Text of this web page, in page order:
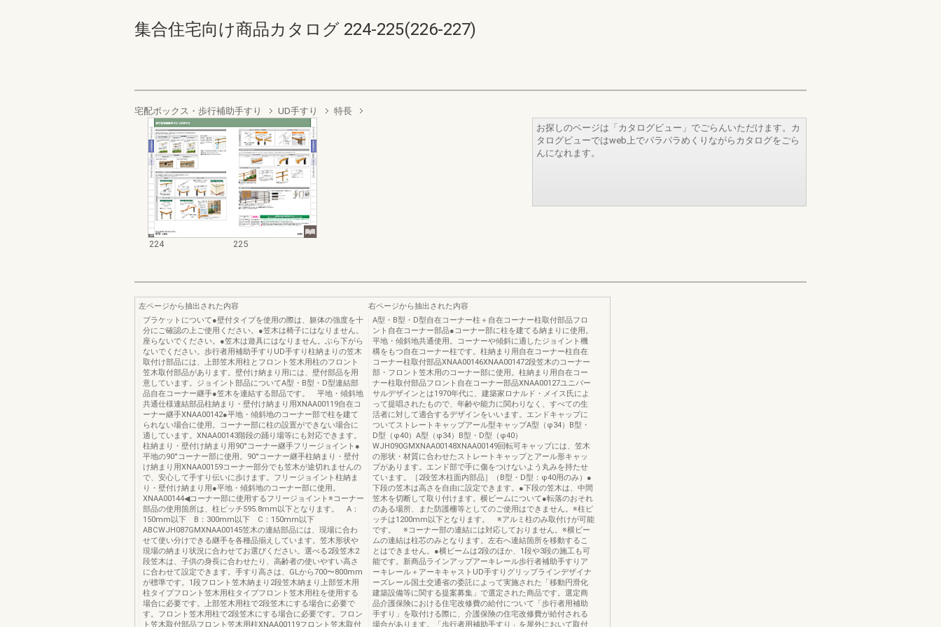
集合住宅向け商品カタログ 224-225(226-227)
宅配ボックス・歩行補助手すり UD手すり 特長
224 225
お探しのページは「カタログビュー」でごらんいただけます。カ
タログビューではweb上でパラパラめくりながらカタログをごら
んになれます。
左ページから抽出された内容
ブラケットについて●壁付タイプを使用の際は、躯体の強度を十
分にご確認の上ご使用ください。●笠木は椅子にはなりません。
座らないでください。●笠木は遊具にはなりません。ぶら下がら
ないでください。歩行者用補助手すりUD手すり柱納まりの笠木
取付け部品には、上部笠木用柱とフロント笠木用柱のフロント
笠木取付部品があります。壁付け納まり用には、壁付部品を用
意しています。ジョイント部品についてA型・B型・D型連結部
品自在コーナー継手●笠木を連結する部品です。 平地・傾斜地
共通仕様連結部品柱納まり・壁付け納まり用XNAA00119自在コ
ーナー継手XNAA00142●平地・傾斜地のコーナー部で柱を建て
られない場合に使用。コーナー部に柱の設置ができない場合に
適しています。XNAA00143階段の踊り場等にも対応できます。
柱納まり・壁付け納まり用90°コーナー継手フリージョイント●
平地の90°コーナー部に使用。90°コーナー継手柱納まり・壁付
け納まり用XNAA00159コーナー部分でも笠木が途切れませんの
で、安心して手すり伝いに歩けます。フリージョイント柱納ま
り・壁付け納まり用●平地・傾斜地のコーナー部に使用。
XNAA00144◀コーナー部に使用するフリージョイント※コーナー
部品の使用箇所は、柱ピッチ595.8mm以下となります。 A：
150mm以下 B：300mm以下 C：150mm以下
ABCWJH087GMXNAA00145笠木の連結部品には、現場に合わ
せて使い分けできる継手を各種品揃えしています。笠木形状や
現場の納まり状況に合わせてお選びください。選べる2段笠木2
段笠木は、子供の身長に合わせたり、高齢者の使いやすい高さ
に合わせて設定できます。手すり高さは、GLから700〜800mm
が標準です。1段フロント笠木納まり2段笠木納まり上部笠木用
柱タイプフロント笠木用柱タイプフロント笠木用柱を使用する
場合に必要です。上部笠木用柱で2段笠木にする場合に必要で
す。フロント笠木用柱で2段笠木にする場合に必要です。フロン
ト笠木取付部品フロント笠木用柱XNAA00119フロント笠木取付
右ページから抽出された内容
A型・B型・D型自在コーナー柱＋自在コーナー柱取付部品フロ
ント自在コーナー部品●コーナー部に柱を建てる納まりに使用。
平地・傾斜地共通使用。コーナーや傾斜に適したジョイント機
構をもつ自在コーナー柱です。柱納まり用自在コーナー柱自在
コーナー柱取付部品XNAA00146XNAA001472段笠木のコーナー
部・フロント笠木用のコーナー部に使用。柱納まり用自在コー
ナー柱取付部品フロント自在コーナー部品XNAA00127ユニバー
サルデザインとは1970年代に、建築家ロナルド・メイス氏によ
って提唱されたもので、年齢や能力に関わりなく、すべての生
活者に対して適合するデザインをいいます。エンドキャップに
ついてストレートキャップアール型キャップA型（φ34）B型・
D型（φ40）A型（φ34）B型・D型（φ40）
WJH090GMXNAA00148XNAA00149回転可キャップには、笠木
の形状・材質に合わせたストレートキャップとアール形キャッ
プがあります。エンド部で手に傷をつけないよう丸みを持たせ
ています。［2段笠木柱面内部品］（B型・D型：φ40用のみ）●
下段の笠木は高さを自由に設定できます。●下段の笠木は、中間
笠木を切断して取り付けます。横ビームについて●転落のおそれ
のある場所、また防護柵等としてのご使用はできません。※柱ピ
ッチは1200mm以下となります。 ※アルミ柱のみ取付けが可能
です。 ※コーナー部の連結には対応しておりません。※横ビー
ムの連結は柱芯のみとなります。左右へ連結箇所を移動するこ
とはできません。●横ビームは2段のほか、1段や3段の施工も可
能です。新商品ラインアップアーキレール歩行者補助手すりア
ーキレール＋アーキキャストUD手すりグリップラインデザイナ
ーズレール国土交通省の委託によって実施された「移動円滑化
建築設備等に関する提案募集」で選定された商品です。選定商
品介護保険における住宅改修費の給付について「歩行者用補助
手すり」を取付ける際に、介護保険の住宅改修費が給付される
場合があります。「歩行者用補助手すり」を屋外において取付